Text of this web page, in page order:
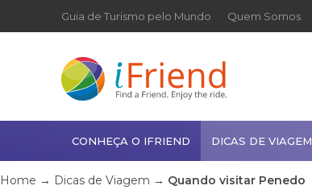
Guia de Turismo pelo Mundo Quem Somos
CONHEÇA O IFRIEND DICAS DE VIAGEM
Home → Dicas de Viagem → Quando visitar Penedo